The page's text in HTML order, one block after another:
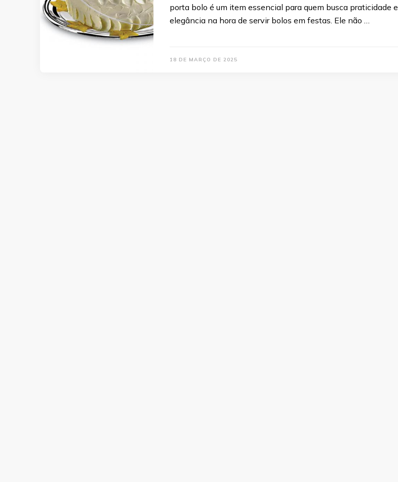
porta bolo é um item essencial para quem busca praticidade e
elegância na hora de servir bolos em festas. Ele não …
18 DE MARÇO DE 2025